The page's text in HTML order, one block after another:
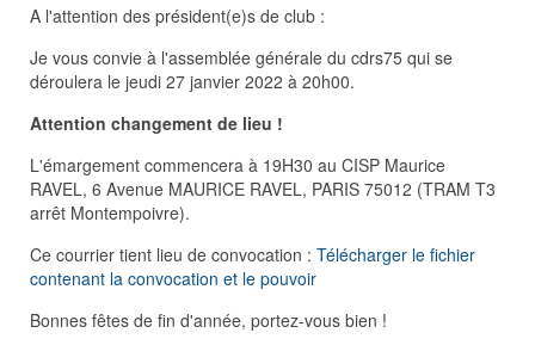
A l'attention des président(e)s de club :
Je vous convie à l'assemblée générale du cdrs75 qui se
déroulera le jeudi 27 janvier 2022 à 20h00.
Attention changement de lieu !
L'émargement commencera à 19H30 au CISP Maurice
RAVEL, 6 Avenue MAURICE RAVEL, PARIS 75012 (TRAM T3
arrêt Montempoivre).
Ce courrier tient lieu de convocation : Télécharger le fichier
contenant la convocation et le pouvoir
Bonnes fêtes de fin d'année, portez-vous bien !